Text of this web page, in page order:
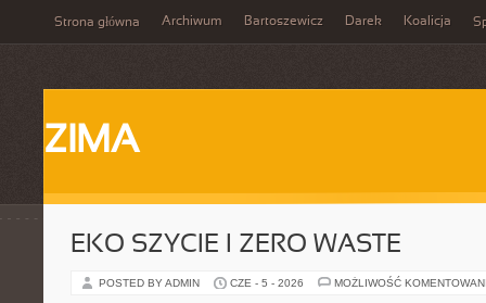
Strona główna Archiwum Bartoszewicz Darek Koalicja
ZIMA
EKO SZYCIE I ZERO WASTE
POSTED BY ADMIN CZE - 5 - 2026 MOŻLIWOŚĆ